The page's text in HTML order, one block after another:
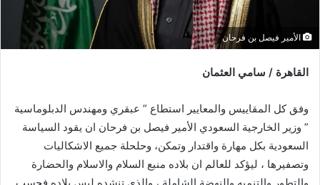
الأمير فيصل بن فرحان
القاهرة / سامي العثمان
وفق كل المقاييس والمعايير استطاع ” عبقري ومهندس الدبلوماسية
” وزير الخارجية السعودي الأمير فيصل بن فرحان ان يقود السياسة
السعودية بكل مهارة واقتدار وتمكن، وحلحلة جميع الاشكاليات
وتصفيرها ، ليؤكد للعالم ان بلاده منبع السلام والاسلام والحضارة